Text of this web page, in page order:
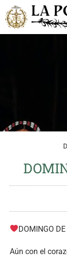
DOMINGO
Aún con el